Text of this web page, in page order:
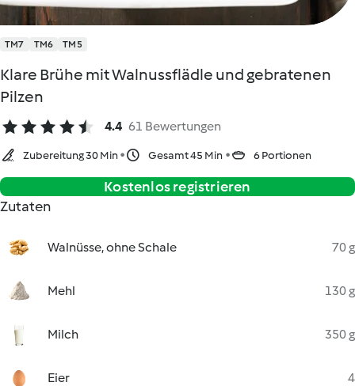
TM7 TM6 TM5
Klare Brühe mit Walnussflädle und gebratenen
Pilzen
4.4 61 Bewertungen
Zubereitung 30 Min Gesamt 45 Min 6 Portionen
Kostenlos registrieren
Zutaten
Walnüsse, ohne Schale 70 g
Mehl 130 g
Milch 350 g
Eier 4